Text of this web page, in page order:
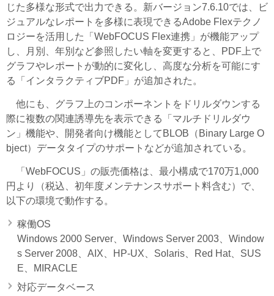
じた多様な形式で出力できる。新バージョン7.6.10では、ビ
ジュアルなレポートを多様に表現できるAdobe Flexテクノ
ロジーを活用した「WebFOCUS Flex連携」が機能アップ
し、月別、年別など参照したい軸を変更すると、PDF上で
グラフやレポートが動的に変化し、高度な分析を可能にす
る「インタラクティブPDF」が追加された。
他にも、グラフ上のコンポーネントをドリルダウンする
際に複数の関連誘導先を表示できる「マルチドリルダウ
ン」機能や、開発者向け機能としてBLOB（Binary Large O
bject）データタイプのサポートなどが追加されている。
「WebFOCUS」の販売価格は、最小構成で170万1,000
円より（税込、初年度メンテナンスサポート料含む）で、
以下の環境で動作する。
稼働OS
Windows 2000 Server、Windows Server 2003、Window
s Server 2008、AIX、HP-UX、Solaris、Red Hat、SUS
E、MIRACLE
対応データベース